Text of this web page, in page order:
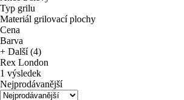
Typ grilu
Materiál grilovací plochy
Cena
Barva
+ Další (4)
Rex London
1 výsledek
Nejprodávanější